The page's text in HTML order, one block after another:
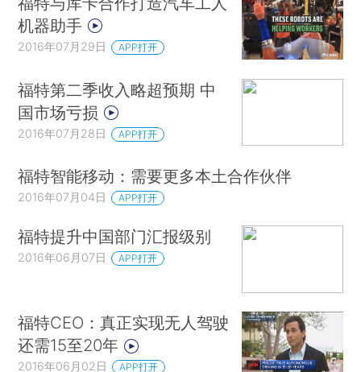
机器助手
2016年07月29日 APP打开
福特第二季收入略超预期 中
国市场亏损
2016年07月28日 APP打开
福特智能移动：需要更多本土合作伙伴
2016年07月04日 APP打开
福特提升中国部门汇报级别
2016年06月07日 APP打开
福特CEO：真正实现无人驾驶
还需15至20年
2016年06月02日 APP打开